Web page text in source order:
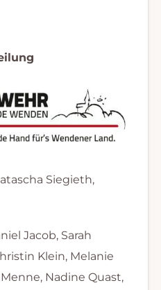
Siegieth,
Jacob, Sarah
Klein, Melanie
Nadine Quast,